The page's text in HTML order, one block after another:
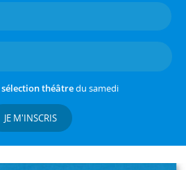
sélection théâtredu samedi
JE M'INSCRIS